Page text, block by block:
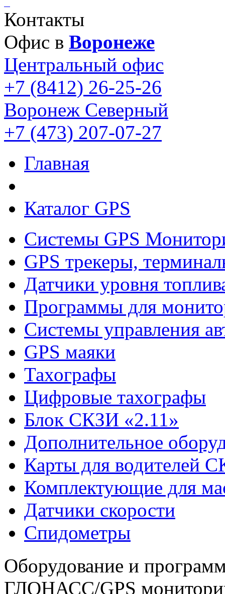
Контакты
Офис в Воронеже
Центральный офис
+7 (8412) 26-25-26
Воронеж Северный
+7 (473) 207-07-27
Главная
Каталог GPS
Системы GPS
GPS трекеры,
Датчики уровня
Программы для
Системы управления
GPS маяки
Тахографы
Цифровые тахографы
Блок СКЗИ «2.11»
Дополнительное
Карты для водителей
Комплектующие для
Датчики скорости
Спидометры
Оборудование и
ГЛОНАСС/GPS